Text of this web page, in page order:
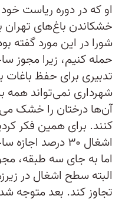
او که در دوره ریاست
شورا در این مورد گفته
تدبیری برای حفظ
شهرداری نمی‌‌تواند همه
آن‌‌ها درختان را خشک
اشغال ۳۰ درصد
اما به جای سه طبقه،